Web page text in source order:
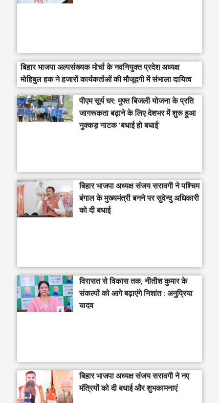
बिहार भाजपा अल्पसंख्यक मोर्चा के नवनियुक्त प्रदेश अध्यक्ष
मोहिबुल हक ने हजारों कार्यकर्ताओं की मौजूदगी में संभाला दायित्व
पीएम सूर्य घर: मुफ्त बिजली योजना के प्रति
जागरूकता बढ़ाने के लिए देशभर में शुरू हुआ
नुक्कड़ नाटक ‘बधाई हो बधाई’
‎बिहार भाजपा अध्यक्ष संजय सरावगी ने पश्चिम
बंगाल के मुख्यमंत्री बनने पर सुवेन्दु अधिकारी
को दी बधाई
विरासत से विकास तक, नीतीश कुमार के
संकल्पों को आगे बढ़ाएंगे निशांत : अनुप्रिया
यादव
बिहार भाजपा अध्यक्ष संजय सरावगी ने नए
मंत्रियों को दी बधाई और शुभकामनाएं